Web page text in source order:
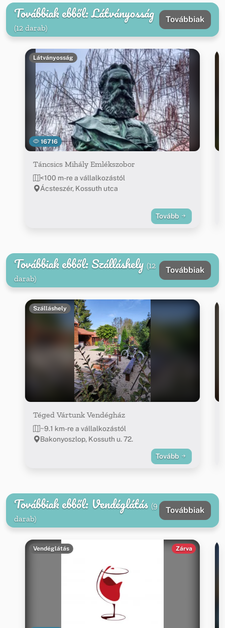
Továbbiak ebből: Látványosság
(12 darab)
Továbbiak
16716
Látványosság
Táncsics Mihály Emlékszobor
<100 m-re a vállalkozástól
Ácsteszér, Kossuth utca
Tovább
Továbbiak ebből: Szálláshely (12
darab)
Továbbiak
Szálláshely
Téged Vártunk Vendégház
~9.1 km-re a vállalkozástól
Bakonyoszlop, Kossuth u. 72.
Tovább
Továbbiak ebből: Vendéglátás (9
darab)
Továbbiak
Vendéglátás Zárva